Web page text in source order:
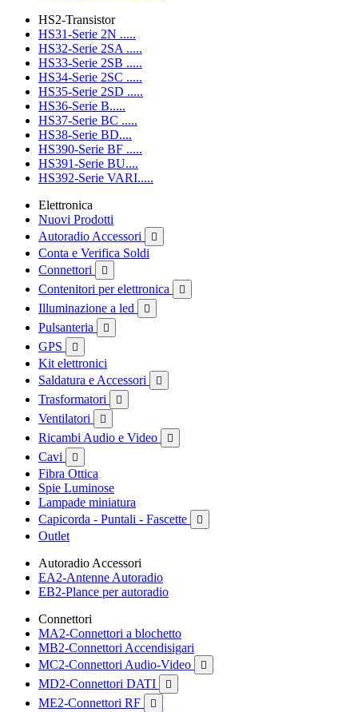
HS2-Transistor
HS31-Serie 2N .....
HS32-Serie 2SA .....
HS33-Serie 2SB .....
HS34-Serie 2SC .....
HS35-Serie 2SD .....
HS36-Serie B.....
HS37-Serie BC .....
HS38-Serie BD....
HS390-Serie BF .....
HS391-Serie BU....
HS392-Serie VARI.....
Elettronica
Nuovi Prodotti
Autoradio Accessori

Conta e Verifica Soldi
Connettori

Contenitori per elettronica 
Illuminazione a led 
Pulsanteria 
GPS 
Kit elettronici
Saldatura e Accessori

Trasformatori 
Ventilatori 
Ricambi Audio e Video 
Cavi 
Fibra Ottica
Spie Luminose
Lampade miniatura
Capicorda - Puntali - Fascette

Outlet
Autoradio Accessori
EA2-Antenne Autoradio
EB2-Plance per autoradio
Connettori
MA2-Connettori a blochetto
MB2-Connettori Accendisigari
MC2-Connettori Audio-Video

MD2-Connettori DATI 
ME2-Connettori RF 